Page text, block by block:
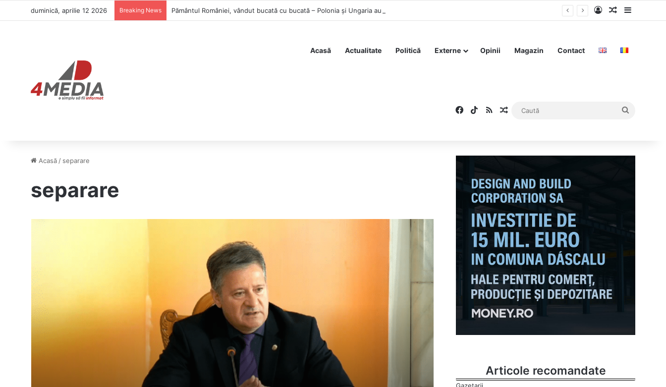
duminică, aprilie 12 2026 Breaking News Pământul României, vândut bucată cu bucată – Polonia și Ungaria au interzis prin lege achiziția de către străini Log InArticolSidebar
Acasă Actualitate Politică Externe Opinii Magazin Contact
Facebook
TikTok
RSSArticol aleatoriu
Acasă / separare
separare
Articole recomandate